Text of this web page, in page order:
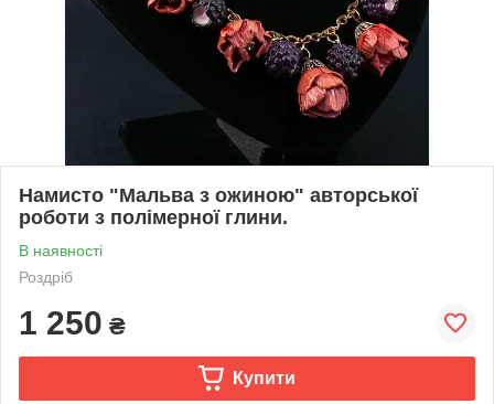
Намисто "Мальва з ожиною" авторської
роботи з полімерної глини.
В наявності
Роздріб
1 250 ₴
Купити